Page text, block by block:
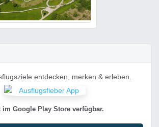
entdecken, merken & erleben.
im Google Play Store verfügbar.